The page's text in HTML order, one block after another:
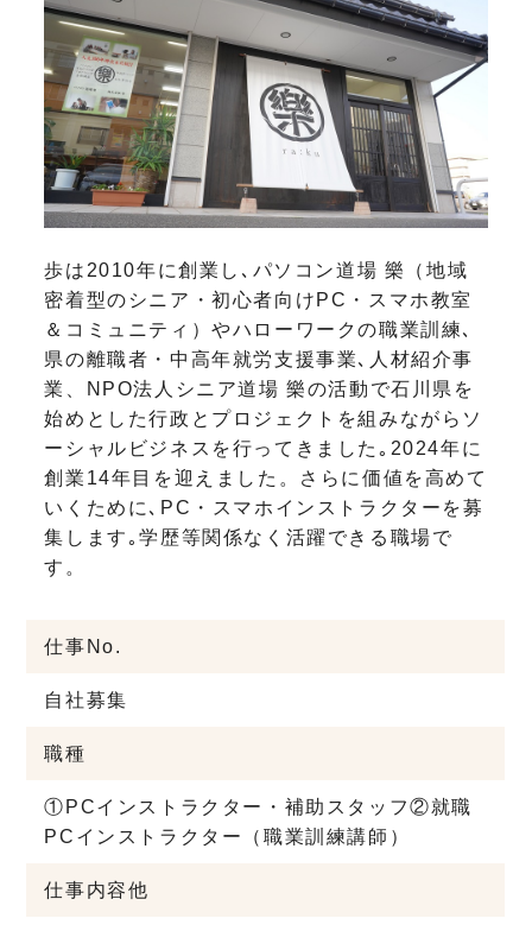
歩は2010年に創業し､パソコン道場 樂（地域
密着型のシニア・初心者向けPC・スマホ教室
＆コミュニティ）やハローワークの職業訓練､
県の離職者・中高年就労支援事業､人材紹介事
業、NPO法人シニア道場 樂の活動で石川県を
始めとした行政とプロジェクトを組みながらソ
ーシャルビジネスを行ってきました｡2024年に
創業14年目を迎えました。さらに価値を高めて
いくために､PC・スマホインストラクターを募
集します｡学歴等関係なく活躍できる職場で
す。
仕事No.
自社募集
職種
①PCインストラクター・補助スタッフ②就職
PCインストラクター（職業訓練講師）
仕事内容他